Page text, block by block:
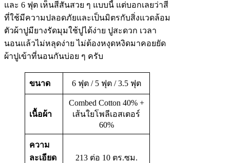
และ 6 ฟุต เห็นสีสันสวย ๆ แบบนี้ แต่บอกเลยว่าสี
ที่ใช้มีความปลอดภัยและเป็นมิตรกับสิ่งแวดล้อม
ตัวผ้าปูมียางรัดมุมใช้ปูได้ง่าย ปูสะดวก เวลา
นอนแล้วไม่หลุดง่าย ไม่ต้องหงุดหงิดมาคอยยัด
ผ้าปูเข้าที่นอนกันบ่อย ๆ ครับ
ขนาด 6 ฟุต / 5 ฟุต / 3.5 ฟุต
เนื้อผ้า
Combed Cotton 40% +
เส้นใยโพลีเอสเตอร์
60%
ความ
ละเอียด
213 ต่อ 10 ตร.ซม.